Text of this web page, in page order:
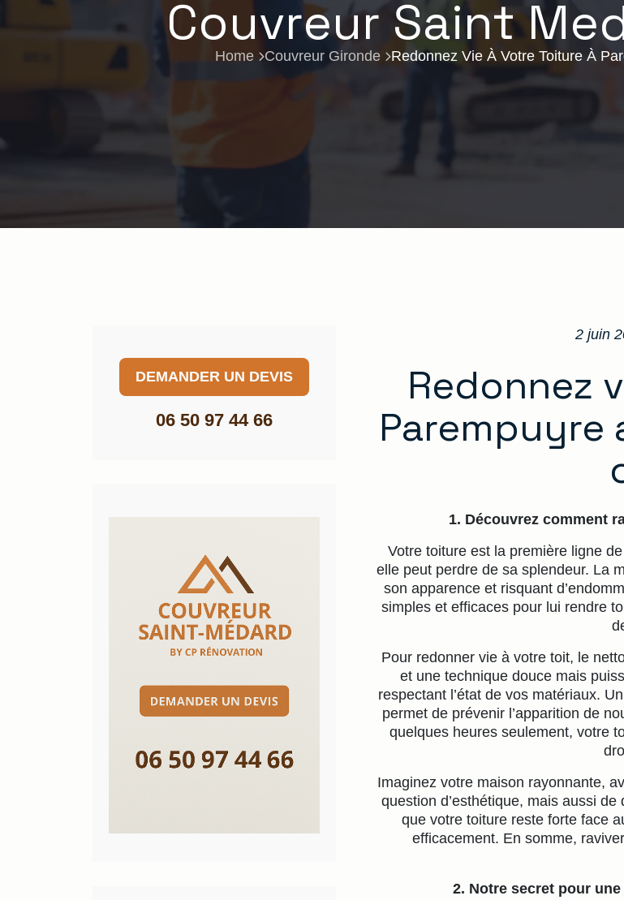
Couvreur Saint
Home Couvreur Gironde Redonnez Vie À Votre Toiture À
DEMANDER UN DEVIS
06 50 97 44 66
2 juin
Redonnez
1. Découvrez comment
Votre toiture est la première ligne
elle peut perdre de sa splendeur. La
son apparence et risquant
simples et efficaces pour lui rendre
Pour redonner vie à votre toit, le
et une technique douce mais
respectant l’état de vos matériaux.
permet de prévenir l’apparition de
quelques heures seulement, votre
Imaginez votre maison rayonnante,
question d’esthétique, mais aussi
que votre toiture reste forte face
efficacement. En somme,
2. Notre secret pour